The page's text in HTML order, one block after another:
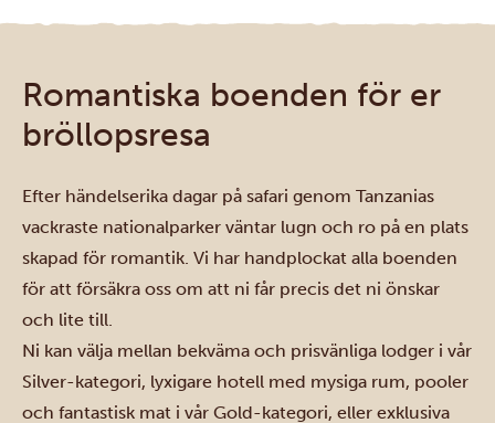
Romantiska boenden för er
bröllopsresa
Efter händelserika dagar på safari genom Tanzanias
vackraste nationalparker väntar lugn och ro på en plats
skapad för romantik. Vi har handplockat alla boenden
för att försäkra oss om att ni får precis det ni önskar
och lite till.
Ni kan välja mellan bekväma och prisvänliga lodger i vår
Silver-kategori, lyxigare hotell med mysiga rum, pooler
och fantastisk mat i vår Gold-kategori, eller exklusiva